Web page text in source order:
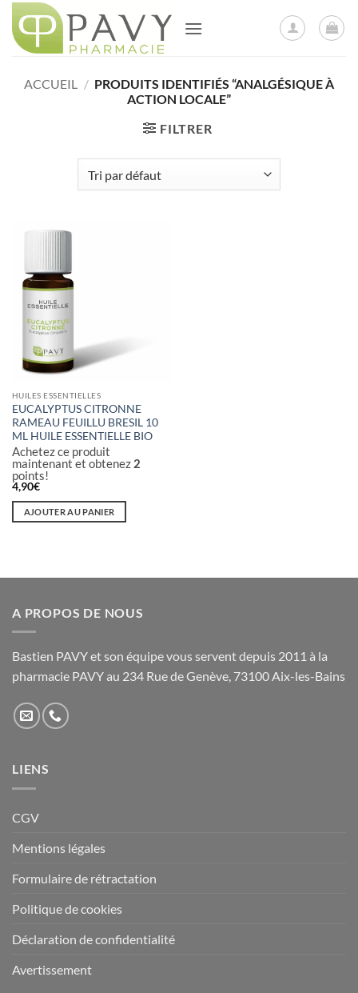
au
contenu
ACCUEIL / PRODUITS IDENTIFIÉS “ANALGÉSIQUE À
ACTION LOCALE”
FILTRER
HUILES ESSENTIELLES
EUCALYPTUS CITRONNE
RAMEAU FEUILLU BRESIL 10
ML HUILE ESSENTIELLE BIO
Achetez ce produit
maintenant et obtenez 2
points!
4,90€
AJOUTER AU PANIER
A PROPOS DE NOUS
Bastien PAVY et son équipe vous servent depuis 2011 à la
pharmacie PAVY au 234 Rue de Genève, 73100 Aix-les-Bains
LIENS
CGV
Mentions légales
Formulaire de rétractation
Politique de cookies
Déclaration de confidentialité
Avertissement